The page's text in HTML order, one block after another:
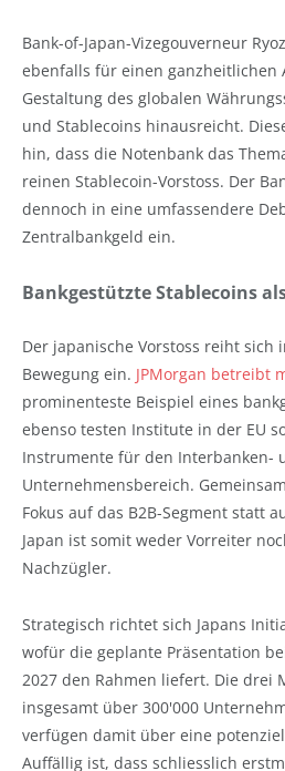
Bank-of-Japan-Vizegouverneur
ebenfalls für einen ganzheitlichen
Gestaltung des globalen
und Stablecoins hinausreicht.
hin, dass die Notenbank das
reinen Stablecoin-Vorstoss. Der
dennoch in eine umfassendere
Zentralbankgeld ein.
Bankgestützte Stablecoins
Der japanische Vorstoss reiht sich
Bewegung ein. JPMorgan betreibt
prominenteste Beispiel eines
ebenso testen Institute in der EU
Instrumente für den Interbanken-
Unternehmensbereich.
Fokus auf das B2B-Segment statt
Japan ist somit weder Vorreiter
Nachzügler.
Strategisch richtet sich Japans
wofür die geplante Präsentation
2027 den Rahmen liefert. Die drei
insgesamt über 300'000
verfügen damit über eine
Auffällig ist, dass schliesslich